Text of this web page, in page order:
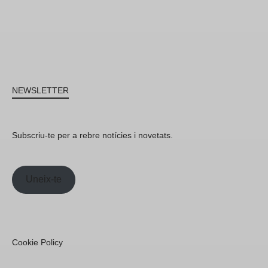
NEWSLETTER
Subscriu-te per a rebre notícies i novetats.
Uneix-te
Cookie Policy